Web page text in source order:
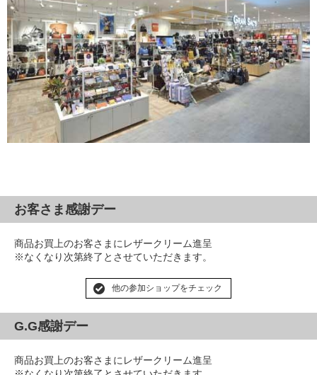
お客さま感謝デー
商品お買上のお客さまにレザークリーム進呈
※なくなり次第終了とさせていただきます。
他の参加ショップをチェック
G.G感謝デー
商品お買上のお客さまにレザークリーム進呈